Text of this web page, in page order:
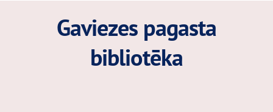
Gaviezes pagasta
bibliotēka